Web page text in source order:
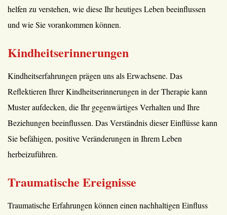
helfen zu verstehen, wie diese Ihr heutiges Leben beeinflussen
und wie Sie vorankommen können.
Kindheitserinnerungen
Kindheitserfahrungen prägen uns als Erwachsene. Das
Reflektieren Ihrer Kindheitserinnerungen in der Therapie kann
Muster aufdecken, die Ihr gegenwärtiges Verhalten und Ihre
Beziehungen beeinflussen. Das Verständnis dieser Einflüsse kann
Sie befähigen, positive Veränderungen in Ihrem Leben
herbeizuführen.
Traumatische Ereignisse
Traumatische Erfahrungen können einen nachhaltigen Einfluss